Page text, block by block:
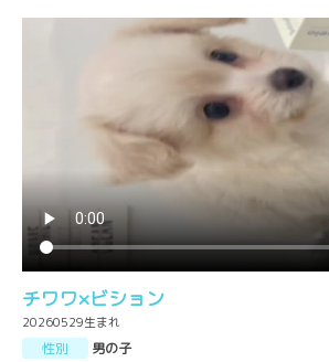
チワワ×ビション
20260529生まれ
性別
男の子